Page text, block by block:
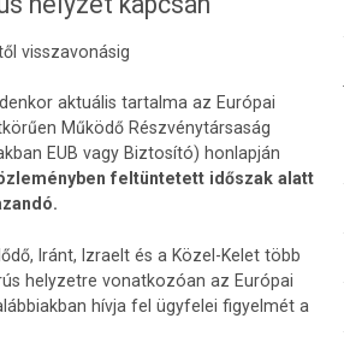
visszavonásig
aktuális tartalma az Európai
Működő Részvénytársaság
EUB vagy Biztosító) honlapján
feltüntetett időszak alatt
Iránt, Izraelt és a Közel-Kelet több
helyzetre vonatkozóan az Európai
hívja fel ügyfelei figyelmét a